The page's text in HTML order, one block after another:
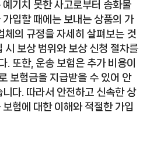
기치 못한 사고로부터 송화물
입할 때에는 보내는 상품의 가
체의 규정을 자세히 살펴보는 것
시 보상 범위와 보상 신청 절차를
. 또한, 운송 보험은 추가 비용이
보험금을 지급받을 수 있어 안
다. 따라서 안전하고 신속한 상
험에 대한 이해와 적절한 가입